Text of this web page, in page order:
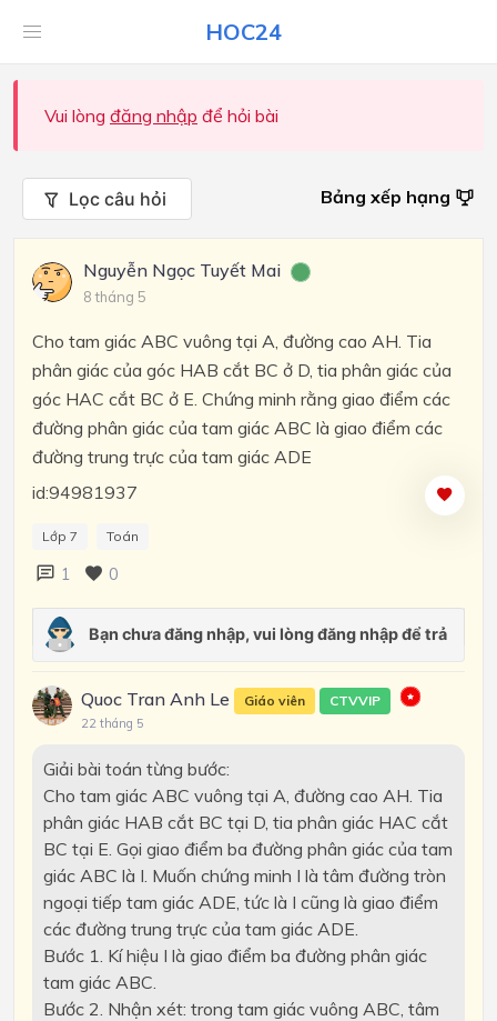
HOC24
Vui lòng đăng nhập để hỏi bài
Lọc câu hỏi Bảng xếp hạng
Nguyễn Ngọc Tuyết Mai
8 tháng 5
Cho tam giác ABC vuông tại A, đường cao AH. Tia
phân giác của góc HAB cắt BC ở D, tia phân giác của
góc HAC cắt BC ở E. Chứng minh rằng giao điểm các
đường phân giác của tam giác ABC là giao điểm các
đường trung trực của tam giác ADE
id:94981937
Lớp 7 Toán
1 0
Quoc Tran Anh Le Giáo viên CTVVIP
22 tháng 5
Giải bài toán từng bước:
Cho tam giác ABC vuông tại A, đường cao AH. Tia
phân giác HAB cắt BC tại D, tia phân giác HAC cắt
BC tại E. Gọi giao điểm ba đường phân giác của tam
giác ABC là I. Muốn chứng minh I là tâm đường tròn
ngoại tiếp tam giác ADE, tức là I cũng là giao điểm
các đường trung trực của tam giác ADE.
Bước 1. Kí hiệu I là giao điểm ba đường phân giác
tam giác ABC.
Bước 2. Nhận xét: trong tam giác vuông ABC, tâm